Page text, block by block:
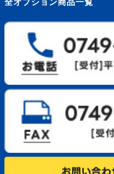
全オプション商品一覧